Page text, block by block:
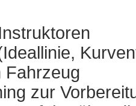
Fahrzeug
zur